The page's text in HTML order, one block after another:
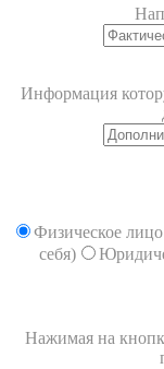
Информация
Физическое
себя)
Нажимая на